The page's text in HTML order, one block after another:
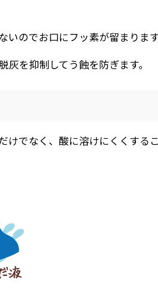
のでお口にフッ素が留まります
を抑制してう蝕を防ぎます。
けでなく、酸に溶けにくくする